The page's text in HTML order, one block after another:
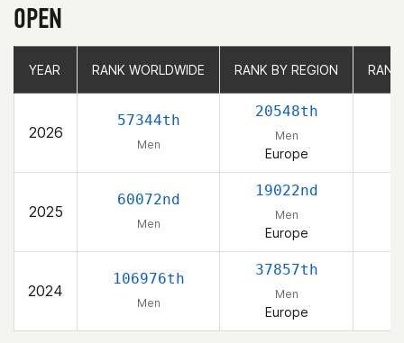
OPEN
YEAR RANK WORLDWIDE RANK BY REGION
2026
57344th
Men
20548th
Men
Europe
2025
60072nd
Men
19022nd
Men
Europe
2024
106976th
Men
37857th
Men
Europe
YEAR RANK WORLDWIDE RANK BY REGION